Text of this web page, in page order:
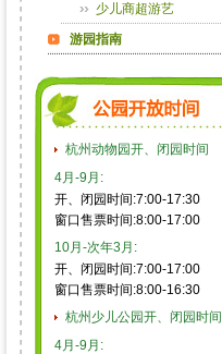
少儿商超游艺
游园指南
杭州动物园开、闭园时间
4月-9月:
开、闭园时间:7:00-17:30
窗口售票时间:8:00-17:00
10月-次年3月:
开、闭园时间:7:00-17:00
窗口售票时间:8:00-16:30
杭州少儿公园开、闭园时间
4月-9月: